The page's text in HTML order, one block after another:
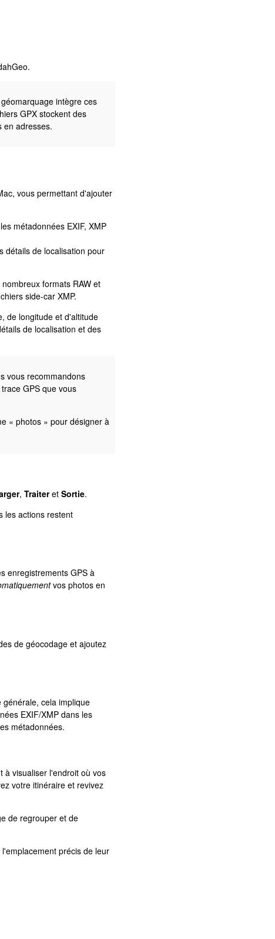
intègre ces
GPX stockent des
en adresses.
vous permettant d'ajouter
métadonnées EXIF, XMP
détails de localisation pour
formats RAW et
side-car XMP.
de longitude et d'altitude
de localisation et des
vous recommandons
GPS que vous
« photos » pour désigner à
, Traiteret Sortie.
les actions restent
enregistrements GPS à
vos photos en
de géocodage et ajoutez
cela implique
EXIF/XMP dans les
métadonnées.
à visualiser l'endroit où vos
votre itinéraire et revivez
de regrouper et de
précis de leur